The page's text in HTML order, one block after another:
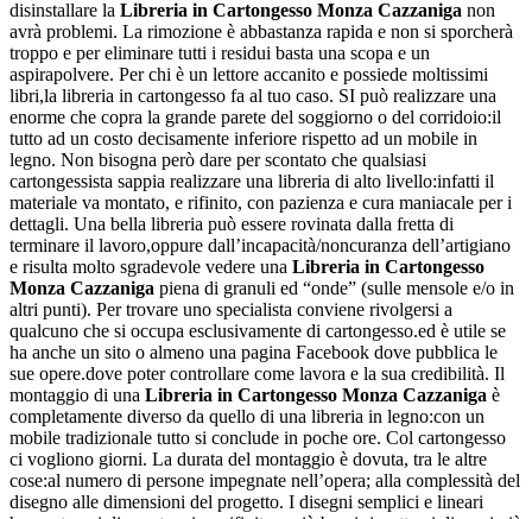
disinstallare la Libreria in Cartongesso Monza Cazzaniga non
avrà problemi. La rimozione è abbastanza rapida e non si sporcherà
troppo e per eliminare tutti i residui basta una scopa e un
aspirapolvere. Per chi è un lettore accanito e possiede moltissimi
libri,la libreria in cartongesso fa al tuo caso. SI può realizzare una
enorme che copra la grande parete del soggiorno o del corridoio:il
tutto ad un costo decisamente inferiore rispetto ad un mobile in
legno. Non bisogna però dare per scontato che qualsiasi
cartongessista sappia realizzare una libreria di alto livello:infatti il
materiale va montato, e rifinito, con pazienza e cura maniacale per i
dettagli. Una bella libreria può essere rovinata dalla fretta di
terminare il lavoro,oppure dall’incapacità/noncuranza dell’artigiano
e risulta molto sgradevole vedere una Libreria in Cartongesso
Monza Cazzaniga piena di granuli ed “onde” (sulle mensole e/o in
altri punti). Per trovare uno specialista conviene rivolgersi a
qualcuno che si occupa esclusivamente di cartongesso.ed è utile se
ha anche un sito o almeno una pagina Facebook dove pubblica le
sue opere.dove poter controllare come lavora e la sua credibilità. Il
montaggio di una Libreria in Cartongesso Monza Cazzaniga è
completamente diverso da quello di una libreria in legno:con un
mobile tradizionale tutto si conclude in poche ore. Col cartongesso
ci vogliono giorni. La durata del montaggio è dovuta, tra le altre
cose:al numero di persone impegnate nell’opera; alla complessità del
disegno alle dimensioni del progetto. I disegni semplici e lineari